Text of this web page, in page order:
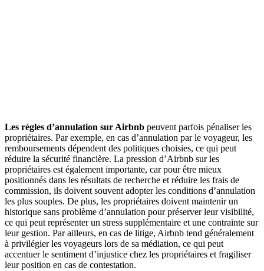
Les règles d’annulation sur Airbnb peuvent parfois pénaliser les
propriétaires. Par exemple, en cas d’annulation par le voyageur, les
remboursements dépendent des politiques choisies, ce qui peut
réduire la sécurité financière. La pression d’Airbnb sur les
propriétaires est également importante, car pour être mieux
positionnés dans les résultats de recherche et réduire les frais de
commission, ils doivent souvent adopter les conditions d’annulation
les plus souples. De plus, les propriétaires doivent maintenir un
historique sans problème d’annulation pour préserver leur visibilité,
ce qui peut représenter un stress supplémentaire et une contrainte sur
leur gestion. Par ailleurs, en cas de litige, Airbnb tend généralement
à privilégier les voyageurs lors de sa médiation, ce qui peut
accentuer le sentiment d’injustice chez les propriétaires et fragiliser
leur position en cas de contestation.